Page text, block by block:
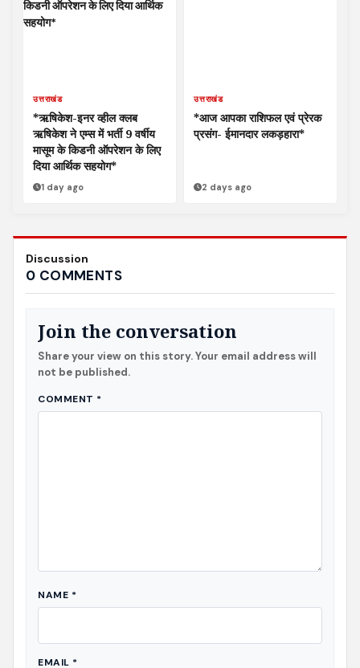
उत्तराखंड
*ऋषिकेश-इनर व्हील क्लब
ऋषिकेश ने एम्स में भर्ती 9 वर्षीय
मासूम के किडनी ऑपरेशन के लिए
दिया आर्थिक सहयोग*
1 day ago
उत्तराखंड
*आज आपका राशिफल एवं प्रेरक
प्रसंग- ईमानदार लकड़हारा*
2 days ago
Discussion
0 COMMENTS
Join the conversation
Share your view on this story. Your email address will
not be published.
COMMENT *
NAME *
EMAIL *